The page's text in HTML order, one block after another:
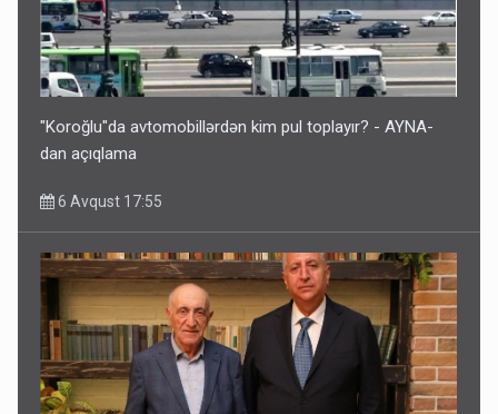
"Koroğlu"da avtomobillərdən kim pul toplayır? - AYNA-
dan açıqlama
6 Avqust 17:55